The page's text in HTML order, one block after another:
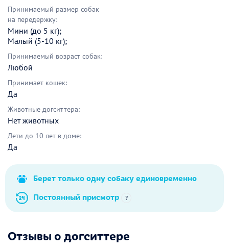
Принимаемый размер собак
на передержку:
Мини (до 5 кг);
Малый (5-10 кг);
Принимаемый возраст собак:
Любой
Принимает кошек:
Да
Животные догситтера:
Нет животных
Дети до 10 лет в доме:
Да
Берет только одну собаку единовременно
Постоянный присмотр
?
Отзывы о догситтере